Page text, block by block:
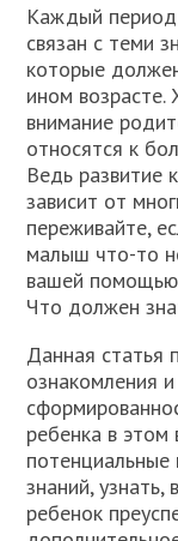
Каждый период
связан с теми
которые
ином
внимание
относятся к
Ведь развитие
зависит от
переживайте,
малыш что-то
вашей помощью
Что должен
Данная статья
ознакомления
ребенка в этом
знаний,
ребенок